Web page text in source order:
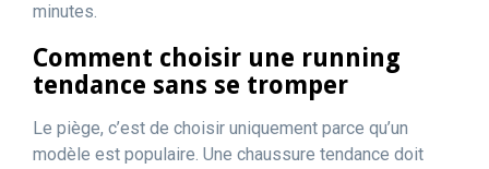
minutes.
Comment choisir une running
tendance sans se tromper
Le piège, c’est de choisir uniquement parce qu’un
modèle est populaire. Une chaussure tendance doit